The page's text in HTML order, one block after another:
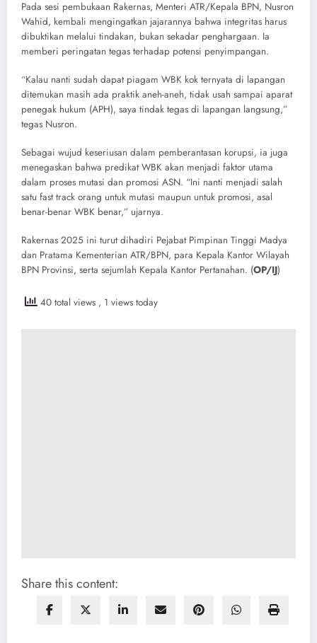
Pada sesi pembukaan Rakernas, Menteri ATR/Kepala BPN, Nusron
Wahid, kembali mengingatkan jajarannya bahwa integritas harus
dibuktikan melalui tindakan, bukan sekadar penghargaan. Ia
memberi peringatan tegas terhadap potensi penyimpangan.
“Kalau nanti sudah dapat piagam WBK kok ternyata di lapangan
ditemukan masih ada praktik aneh-aneh, tidak usah sampai aparat
penegak hukum (APH), saya tindak tegas di lapangan langsung,”
tegas Nusron.
Sebagai wujud keseriusan dalam pemberantasan korupsi, ia juga
menegaskan bahwa predikat WBK akan menjadi faktor utama
dalam proses mutasi dan promosi ASN. “Ini nanti menjadi salah
satu fast track orang untuk mutasi maupun untuk promosi, asal
benar-benar WBK benar,” ujarnya.
Rakernas 2025 ini turut dihadiri Pejabat Pimpinan Tinggi Madya
dan Pratama Kementerian ATR/BPN, para Kepala Kantor Wilayah
BPN Provinsi, serta sejumlah Kepala Kantor Pertanahan. (OP/IJ)
40 total views , 1 views today
Share this content: